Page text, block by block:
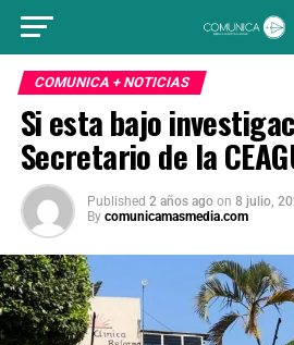
COMUNICA + NOTICIAS
Si esta bajo
Secretario de la
Published 2 años ago on 8 julio,
By comunicamasmedia.com